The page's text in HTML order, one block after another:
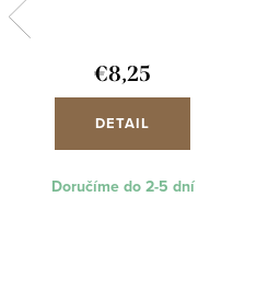
€8,25
DETAIL
Doručíme do 2-5 dní